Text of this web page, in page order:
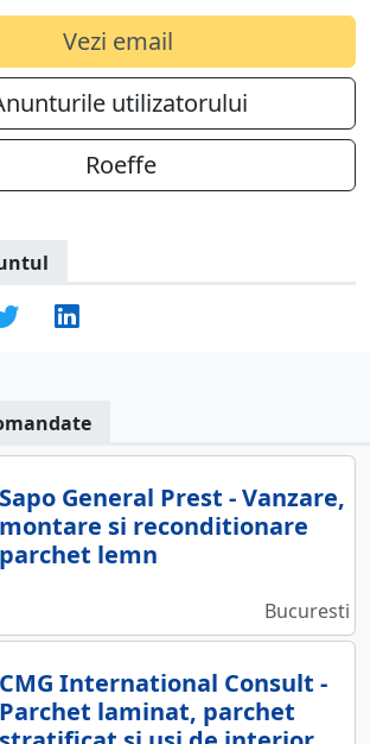
Vezi email
utilizatorului
Roeffe
Sapo General Prest - Vanzare,
montare si reconditionare
parchet lemn
Bucuresti
CMG International Consult -
Parchet laminat, parchet